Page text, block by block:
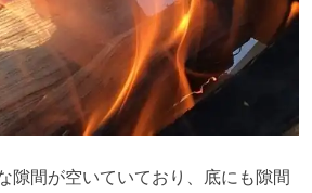
隙間が空いていており、底にも隙間